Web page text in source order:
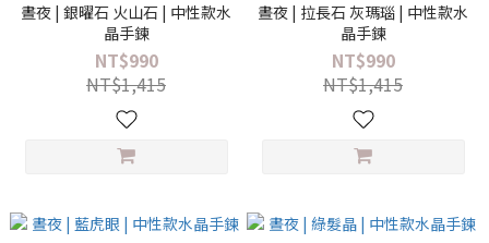
晝夜 | 銀曜石 火山石 | 中性款水
晶手鍊
NT$990
NT$1,415
晝夜 | 拉長石 灰瑪瑙 | 中性款水
晶手鍊
NT$990
NT$1,415